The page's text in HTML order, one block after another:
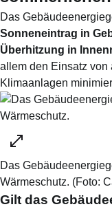
Das
Sonneneintrag in
Überhitzung in
allem den Einsatz
Klimaanlagen
Das
Wärmeschutz. (Foto:
Gilt das